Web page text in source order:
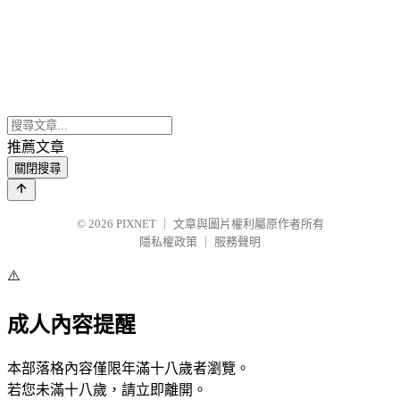
推薦文章
關閉搜尋
© 2026 PIXNET
文章與圖片權利屬原作者所有
隱私權政策
服務聲明
⚠️
成人內容提醒
本部落格內容僅限年滿十八歲者瀏覽。
若您未滿十八歲，請立即離開。